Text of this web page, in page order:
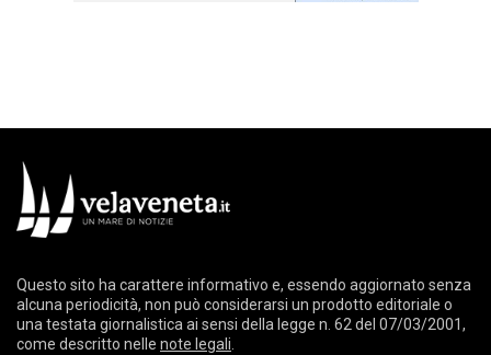
Questo sito ha carattere informativo e, essendo aggiornato senza
alcuna periodicità, non può considerarsi un prodotto editoriale o
una testata giornalistica ai sensi della legge n. 62 del 07/03/2001,
come descritto nelle note legali